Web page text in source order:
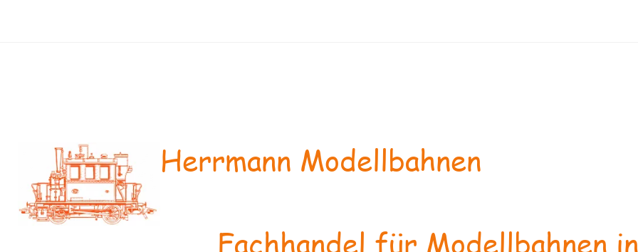
Herrmann Modellbahnen
Fachhandel für Modellbahnen